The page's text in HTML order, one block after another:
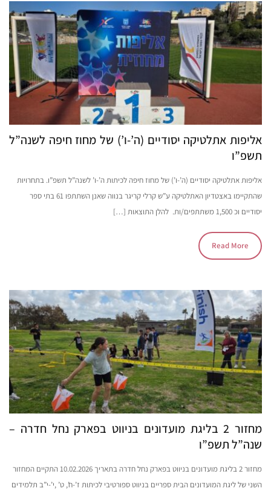
אליפות אתלטיקה יסודיים (ה’-ו’) של מחוז חיפה לשנה”ל
תשפ”ו
אליפות אתלטיקה יסודיים (ה’-ו’) של מחוז חיפה לכיתות ה’-ו’ לשנה”ל תשפ”ו. בתחרויות
שהתקיימו באצטדיון האתלטיקה ע”ש קרלי קריגר בנווה שאנן השתתפו 61 בתי ספר
יסודיים וכ 1,500 משתתפים/ות. להלן התוצאות […]
Read More
מחזור 2 בליגת מועדונים בניווט בפארק נחל חדרה –
שנה”ל תשפ”ו
מחזור 2 בליגת מועדונים בניווט בפארק נחל חדרה בתאריך 10.02.2026 התקיים המחזור
השני של ליגת המועדונים הבית ספריים בניווט ספורטיבי לכיתות ז’-ח’, ט’ ,י’-י”ב תלמידים